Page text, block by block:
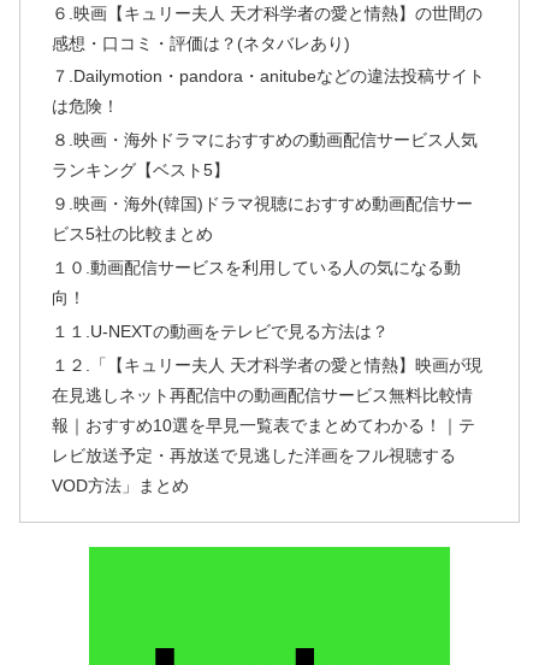
６.映画【キュリー夫人 天才科学者の愛と情熱】の世間の
感想・口コミ・評価は？(ネタバレあり)
７.Dailymotion・pandora・anitubeなどの違法投稿サイト
は危険！
８.映画・海外ドラマにおすすめの動画配信サービス人気
ランキング【ベスト5】
９.映画・海外(韓国)ドラマ視聴におすすめ動画配信サー
ビス5社の比較まとめ
１０.動画配信サービスを利用している人の気になる動
向！
１１.U-NEXTの動画をテレビで見る方法は？
１２.「【キュリー夫人 天才科学者の愛と情熱】映画が現
在見逃しネット再配信中の動画配信サービス無料比較情
報｜おすすめ10選を早見一覧表でまとめてわかる！｜テ
レビ放送予定・再放送で見逃した洋画をフル視聴する
VOD方法」まとめ